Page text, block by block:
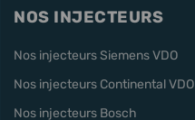
NOS INJECTEURS
Nos injecteurs Siemens VDO
Nos injecteurs Continental VDO
Nos injecteurs Bosch